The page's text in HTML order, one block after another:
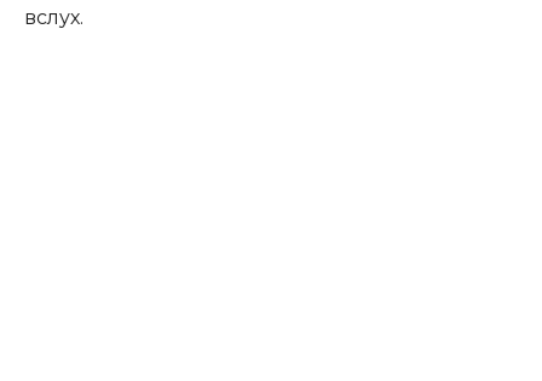
вслух.